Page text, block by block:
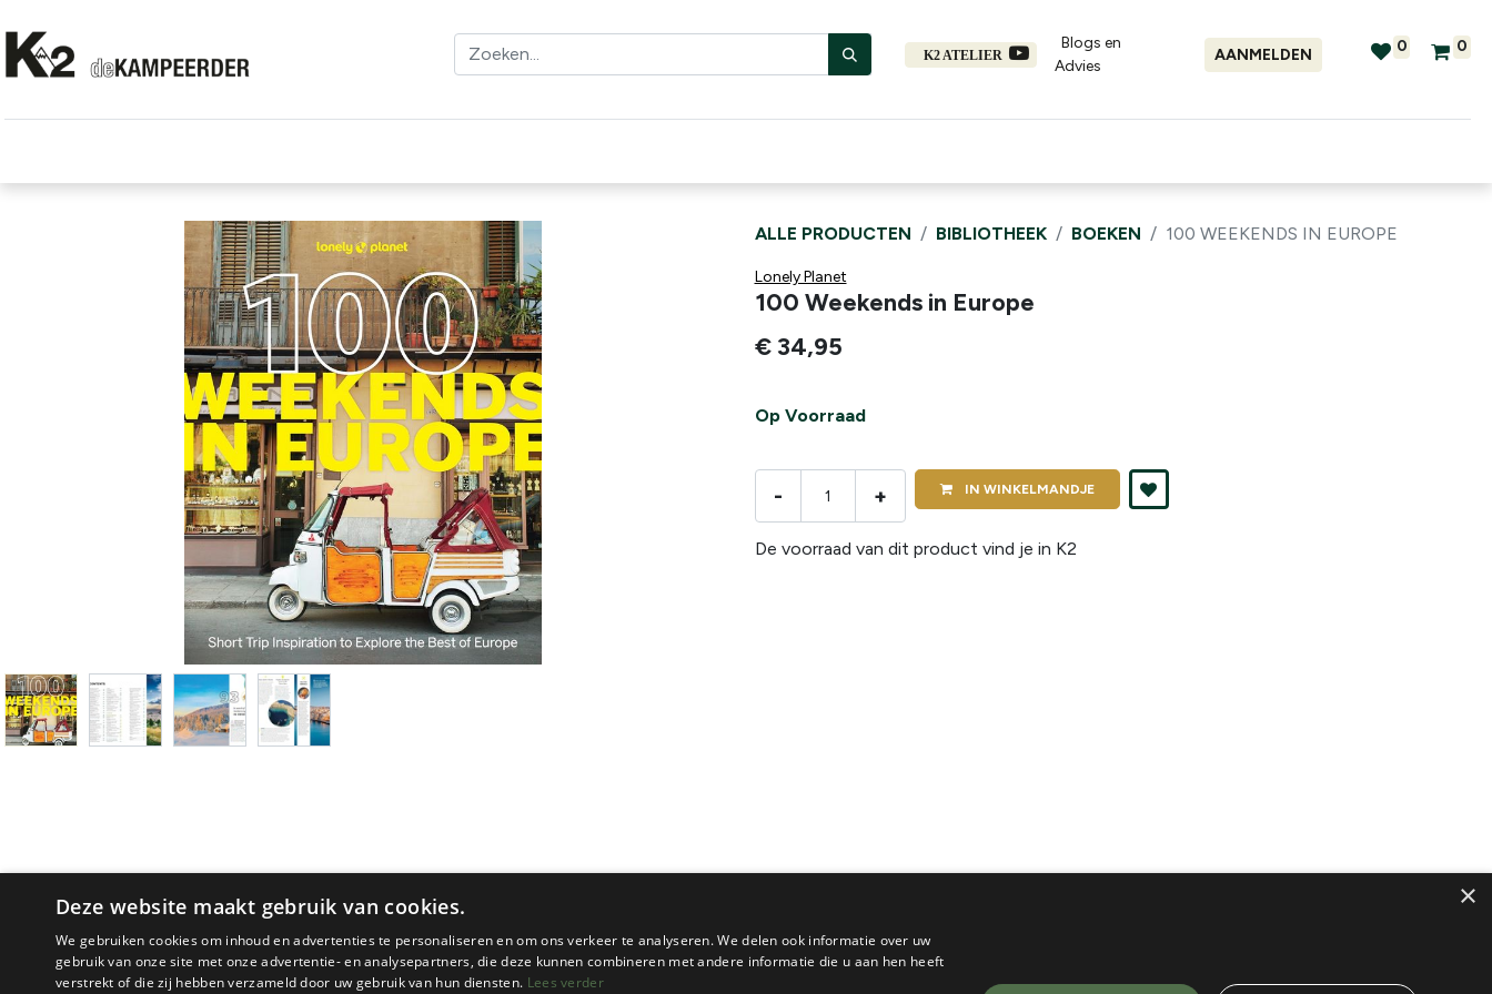
K2 ATELIER
Blogs en
Advies​
AANMELDEN 0 0
ALLE PRODUCTEN BIBLIOTHEEK BOEKEN 100 WEEKENDS IN EUROPE
Lonely Planet
100 Weekends in Europe
€ 34,95
Op Voorraad
- + IN WINKELMANDJE
De voorraad van dit product vind je in K2
PRODUCTOMSCHRIJVING
×
Deze website maakt gebruik van cookies.
We gebruiken cookies om inhoud en advertenties te personaliseren en om ons verkeer te analyseren. We delen ook informatie over uw
gebruik van onze site met onze advertentie- en analysepartners, die deze kunnen combineren met andere informatie die u aan hen heeft
verstrekt of die zij hebben verzameld door uw gebruik van hun diensten. Lees verder